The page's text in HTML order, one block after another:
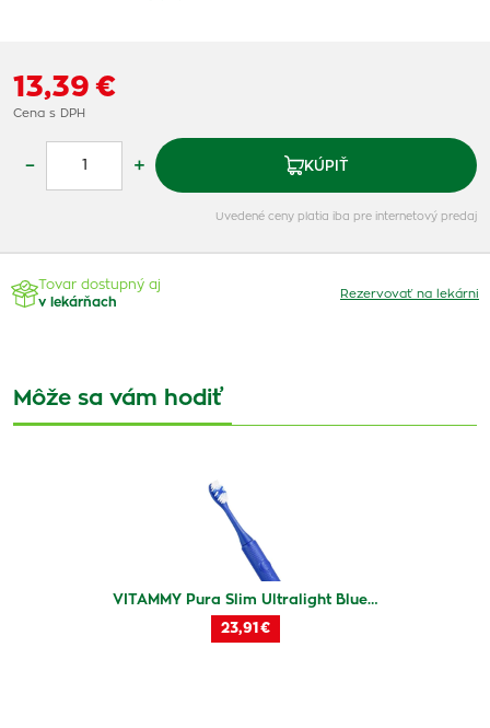
13,39 €
Cena s DPH
– + KÚPIŤ
Uvedené ceny platia iba pre internetový predaj
Tovar dostupný aj
v lekárňach
Rezervovať na lekárni
Môže sa vám hodiť
VITAMMY Pura Slim Ultralight Blue…
23,91 €